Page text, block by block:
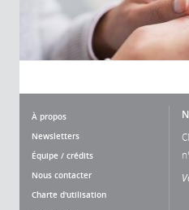
À propos
Newsletters
Équipe / crédits
Nous contacter
Charte d'utilisation